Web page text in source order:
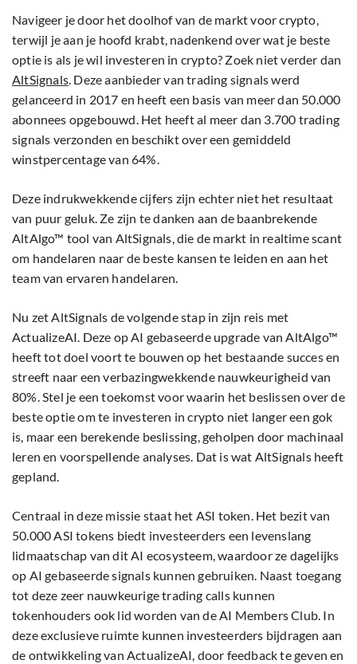
Navigeer je door het doolhof van de markt voor crypto,
terwijl je aan je hoofd krabt, nadenkend over wat je beste
optie is als je wil investeren in crypto? Zoek niet verder dan
AltSignals. Deze aanbieder van trading signals werd
gelanceerd in 2017 en heeft een basis van meer dan 50.000
abonnees opgebouwd. Het heeft al meer dan 3.700 trading
signals verzonden en beschikt over een gemiddeld
winstpercentage van 64%.
Deze indrukwekkende cijfers zijn echter niet het resultaat
van puur geluk. Ze zijn te danken aan de baanbrekende
AltAlgo™ tool van AltSignals, die de markt in realtime scant
om handelaren naar de beste kansen te leiden en aan het
team van ervaren handelaren.
Nu zet AltSignals de volgende stap in zijn reis met
ActualizeAI. Deze op AI gebaseerde upgrade van AltAlgo™
heeft tot doel voort te bouwen op het bestaande succes en
streeft naar een verbazingwekkende nauwkeurigheid van
80%. Stel je een toekomst voor waarin het beslissen over de
beste optie om te investeren in crypto niet langer een gok
is, maar een berekende beslissing, geholpen door machinaal
leren en voorspellende analyses. Dat is wat AltSignals heeft
gepland.
Centraal in deze missie staat het ASI token. Het bezit van
50.000 ASI tokens biedt investeerders een levenslang
lidmaatschap van dit AI ecosysteem, waardoor ze dagelijks
op AI gebaseerde signals kunnen gebruiken. Naast toegang
tot deze zeer nauwkeurige trading calls kunnen
tokenhouders ook lid worden van de AI Members Club. In
deze exclusieve ruimte kunnen investeerders bijdragen aan
de ontwikkeling van ActualizeAI, door feedback te geven en